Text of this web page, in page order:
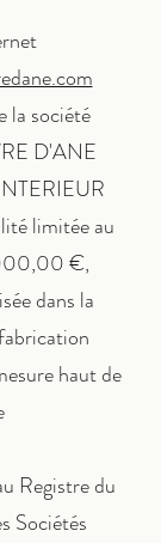
la société
D'ANE
limitée au
€,
dans la
haut de
Registre du
Sociétés